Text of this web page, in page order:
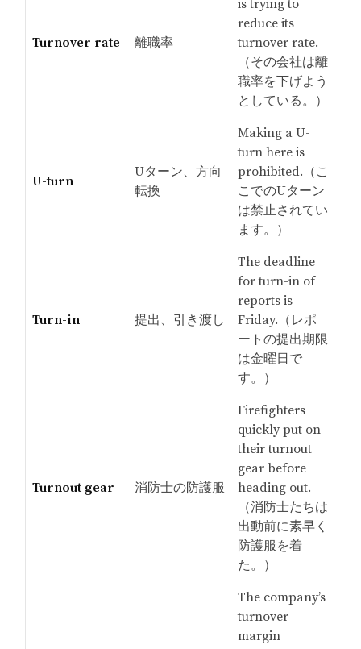
Turnover rate 離職率
is trying to
reduce its
turnover rate.
（その会社は離
職率を下げよう
としている。）
U-turn
Uターン、方向
転換
Making a U-
turn here is
prohibited.（こ
こでのUターン
は禁止されてい
ます。）
Turn-in 提出、引き渡し
The deadline
for turn-in of
reports is
Friday.（レポ
ートの提出期限
は金曜日で
す。）
Turnout gear 消防士の防護服
Firefighters
quickly put on
their turnout
gear before
heading out.
（消防士たちは
出動前に素早く
防護服を着
た。）
The company’s
turnover
margin